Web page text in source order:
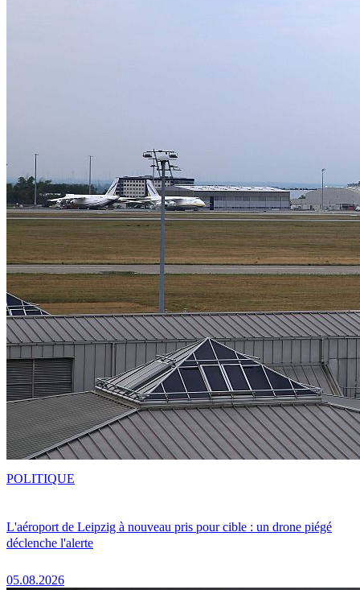
L'aéroport de Leipzig à nouveau pris pour cible : un drone piégé
déclenche l'alerte
05.08.2026
POLITIQUE